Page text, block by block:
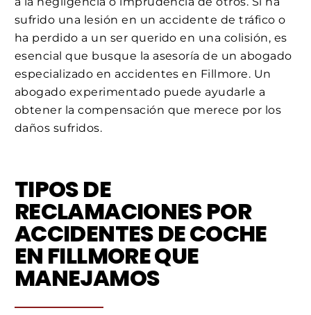
sufrido una lesión en un accidente de tráfico o
ha perdido a un ser querido en una colisión, es
esencial que busque la asesoría de un abogado
especializado en accidentes en Fillmore. Un
abogado experimentado puede ayudarle a
obtener la compensación que merece por los
daños sufridos.
TIPOS DE
RECLAMACIONES POR
ACCIDENTES DE COCHE
EN FILLMORE QUE
MANEJAMOS